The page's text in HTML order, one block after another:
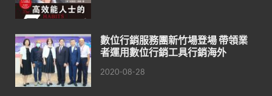
數位行銷服務團新竹場登場 帶領業
者運用數位行銷工具行銷海外
2020-08-28